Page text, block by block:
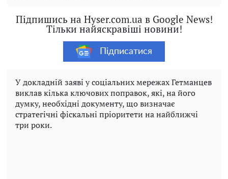
Підпишись на Hyser.com.ua в Google News!
Тільки найяскравіші новини!
Підписатися
У докладній заяві у соціальних мережах Гетманцев
виклав кілька ключових поправок, які, на його
думку, необхідні документу, що визначає
стратегічні фіскальні пріоритети на найближчі
три роки.